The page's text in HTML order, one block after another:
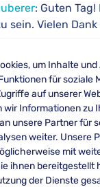
: Guten
sein. Vielen
faszinierende
erklären, was
ist und wie er
: Natürlich!
ist eine
Mein
um Inhalte und
für soziale
auf unserer
wir Informationen zu
unsere Partner für
weiter. Unsere
mit
ihnen bereitgestellt
der Dienste